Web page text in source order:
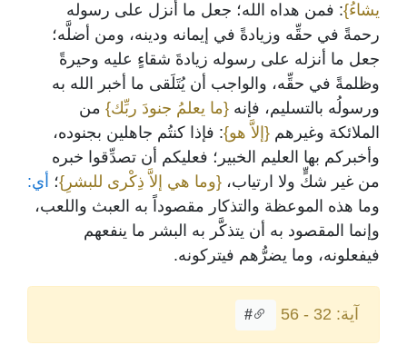
يشاءُ}: فمن هداه الله؛ جعل ما أنزل على رسوله
رحمةً في حقِّه وزيادةً في إيمانه ودينه، ومن أضلَّه؛
جعل ما أنزله على رسوله زيادةَ شقاءٍ عليه وحيرةً
وظلمةً في حقِّه، والواجب أن يُتَلَقى ما أخبر الله به
ورسولُه بالتسليم، فإنه {ما يعلمُ جنودَ ربِّك} من
الملائكة وغيرهم {إلاَّ هو}: فإذا كنتُم جاهلين بجنوده،
وأخبركم بها العليم الخبير؛ فعليكم أن تصدِّقوا خبره
من غير شكٍّ ولا ارتياب، {وما هي إلاَّ ذِكْرى للبشرِ}؛ أي:
وما هذه الموعظة والتذكار مقصوداً به العبث واللعب،
وإنما المقصود به أن يتذكَّر به البشر ما ينفعهم
فيفعلونه، وما يضرُّهم فيتركونه.
آية: 32 - 56 #